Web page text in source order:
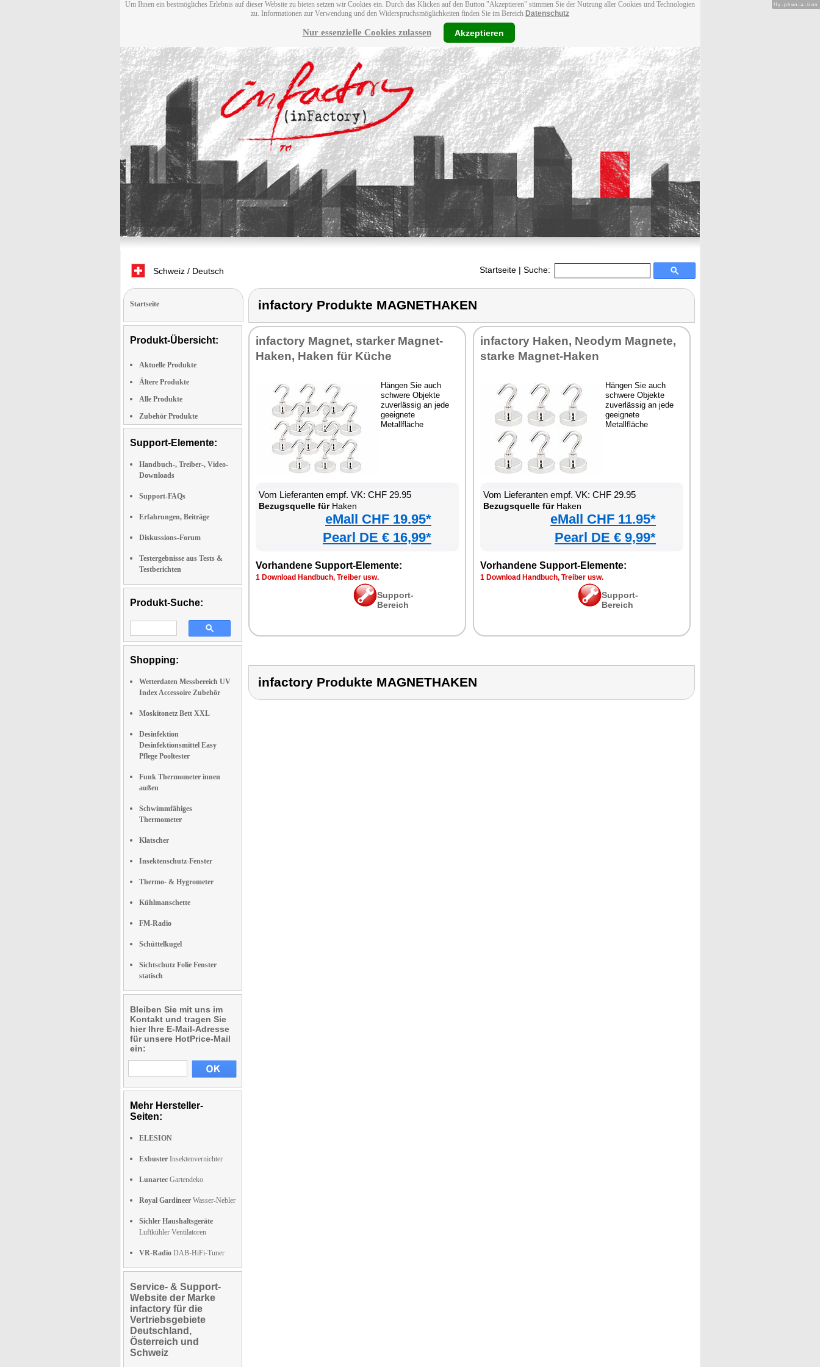
Um Ihnen ein bestmögliches Erlebnis auf dieser Website zu bieten setzen wir Cookies ein. Durch das Klicken auf den Button "Akzeptieren" stimmen Sie der Nutzung aller Cookies und Technologien
zu. Informationen zur Verwendung und den Widerspruchsmöglichkeiten finden Sie im Bereich Datenschutz
Nur essenzielle Cookies zulassen Akzeptieren
Schweiz / Deutsch Startseite | Suche:
Startseite
Produkt-Übersicht:
Aktuelle Produkte
Ältere Produkte
Alle Produkte
Zubehör Produkte
Support-Elemente:
Handbuch-, Treiber-, Video-
Downloads
Support-FAQs
Erfahrungen, Beiträge
Diskussions-Forum
Testergebnisse aus Tests &
Testberichten
Produkt-Suche:
Shopping:
Wetterdaten Messbereich UV
Index Accessoire Zubehör
Moskitonetz Bett XXL
Desinfektion
Desinfektionsmittel Easy
Pflege Pooltester
Funk Thermometer innen
außen
Schwimmfähiges
Thermometer
Klatscher
Insektenschutz-Fenster
Thermo- & Hygrometer
Kühlmanschette
FM-Radio
Schüttelkugel
Sichtschutz Folie Fenster
statisch
Bleiben Sie mit uns im
Kontakt und tragen Sie
hier Ihre E-Mail-Adresse
für unsere HotPrice-Mail
ein:
Mehr Hersteller-
Seiten:
ELESION
Exbuster Insektenvernichter
Lunartec Gartendeko
Royal Gardineer Wasser-Nebler
Sichler Haushaltsgeräte
Luftkühler Ventilatoren
VR-Radio DAB-HiFi-Tuner
Service- & Support-
Website der Marke
infactory für die
Vertriebsgebiete
Deutschland,
Österreich und
Schweiz
infactory Produkte MAGNETHAKEN
infactory Magnet, starker Magnet-
Haken, Haken für Küche
Hängen Sie auch
schwere Objekte
zuverlässig an jede
geeignete
Metallfläche
Vom Lieferanten empf. VK: CHF 29.95
Bezugsquelle fürHaken
eMall CHF 19.95*
Pearl DE € 16,99*
Vorhandene Support-Elemente:
1 Download Handbuch, Treiber usw.
Support-
Bereich
infactory Haken, Neodym Magnete,
starke Magnet-Haken
Hängen Sie auch
schwere Objekte
zuverlässig an jede
geeignete
Metallfläche
Vom Lieferanten empf. VK: CHF 29.95
Bezugsquelle fürHaken
eMall CHF 11.95*
Pearl DE € 9,99*
Vorhandene Support-Elemente:
1 Download Handbuch, Treiber usw.
Support-
Bereich
infactory Produkte MAGNETHAKEN
Hy-phen-a-tion